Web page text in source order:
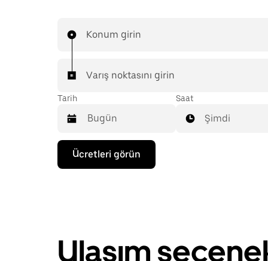
Konum girin
Varış noktasını girin
Tarih
Takvimle
etkileşime
geçmek
tuşuna
Saat
Şimdi
Ücretleri görün
Ulaşım